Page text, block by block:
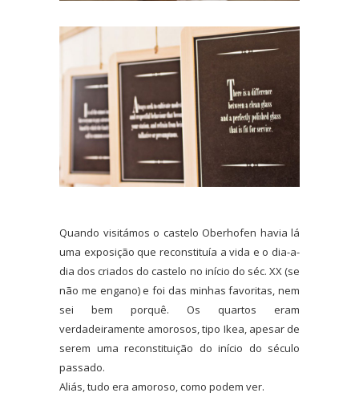
Quando visitámos o castelo Oberhofen havia lá
uma exposição que reconstituía a vida e o dia-a-
dia dos criados do castelo no início do séc. XX (se
não me engano) e foi das minhas favoritas, nem
sei bem porquê. Os quartos eram
verdadeiramente amorosos, tipo Ikea, apesar de
serem uma reconstituição do início do século
passado.
Aliás, tudo era amoroso, como podem ver.